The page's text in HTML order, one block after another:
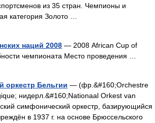
из 35 стран. Чемпионы и
категория Золото …
наций 2008 — 2008 African Cup of
чемпионата Место проведения …
оркестр Бельгии — (фр.&#160;Orchestre
нидерл.&#160;Nationaal Orkest van
симфонический оркестр, базирующийся
в 1937 г. на основе Брюссельского